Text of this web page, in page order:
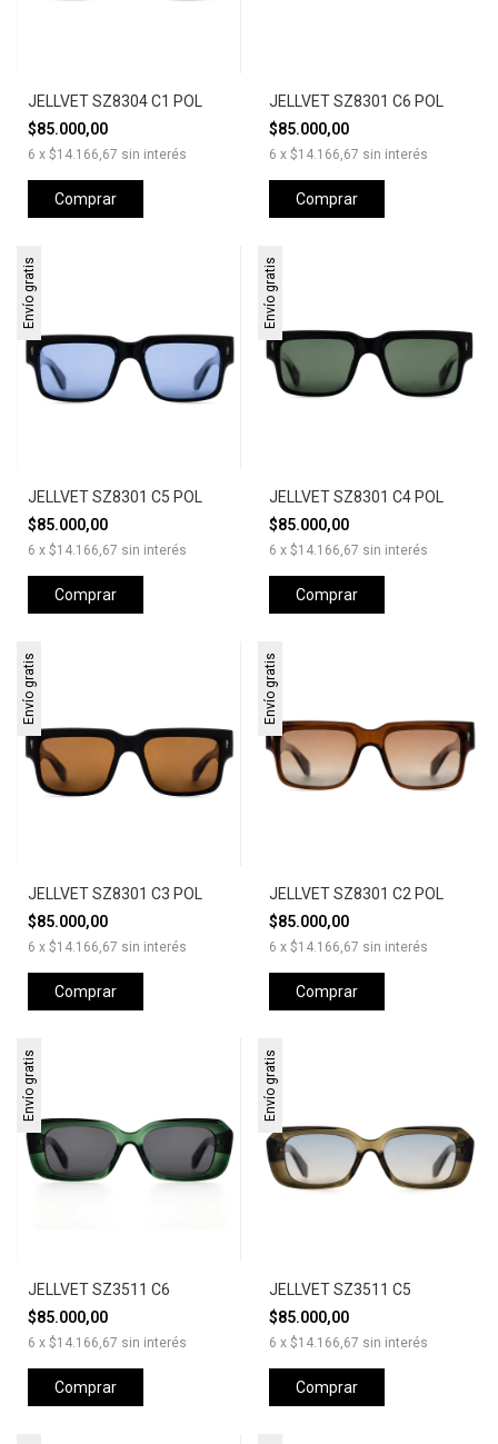
JELLVET SZ8304 C1 POL
$85.000,00
6 x $14.166,67 sin interés
Comprar
JELLVET SZ8301 C6 POL
$85.000,00
6 x $14.166,67 sin interés
Comprar
Envío gratis
JELLVET SZ8301 C5 POL
$85.000,00
6 x $14.166,67 sin interés
Comprar
Envío gratis
JELLVET SZ8301 C4 POL
$85.000,00
6 x $14.166,67 sin interés
Comprar
Envío gratis
JELLVET SZ8301 C3 POL
$85.000,00
6 x $14.166,67 sin interés
Comprar
Envío gratis
JELLVET SZ8301 C2 POL
$85.000,00
6 x $14.166,67 sin interés
Comprar
Envío gratis
JELLVET SZ3511 C6
$85.000,00
6 x $14.166,67 sin interés
Comprar
Envío gratis
JELLVET SZ3511 C5
$85.000,00
6 x $14.166,67 sin interés
Comprar